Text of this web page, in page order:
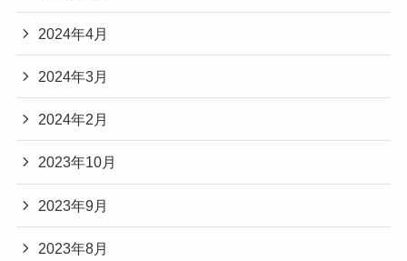
2024年4月
2024年3月
2024年2月
2023年10月
2023年9月
2023年8月